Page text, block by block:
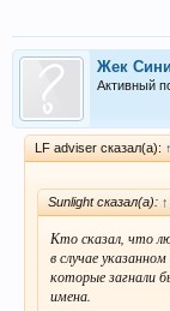
Жек
Активный
LF adviser сказал(а): ↑
Sunlight сказал(а): ↑
Кто сказал, что
в случае
которые загнали
имена.